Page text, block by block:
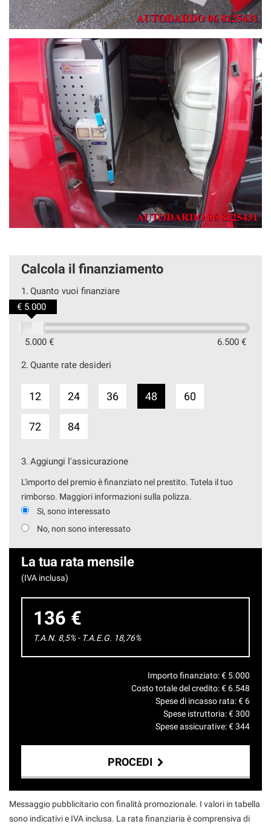
Calcola il finanziamento
1. Quanto vuoi finanziare
5.000 € 6.500 €
€ 5.000
2. Quante rate desideri
12 24 36 48 60
72 84
3. Aggiungi l'assicurazione
L'importo del premio è finanziato nel prestito. Tutela il tuo
rimborso. Maggiori informazioni sulla polizza.
Si, sono interessato
No, non sono interessato
La tua rata mensile
(IVA inclusa)
136 €
T.A.N. 8,5% - T.A.E.G. 18,76%
Importo finanziato: € 5.000
Costo totale del credito: € 6.548
Spese di incasso rata: € 6
Spese istruttoria: €300
Spese assicurative: €344
PROCEDI
Contattaci
Messaggio pubblicitario con finalità promozionale. I valori in tabella
sono indicativi e IVA inclusa. La rata finanziaria è comprensiva di